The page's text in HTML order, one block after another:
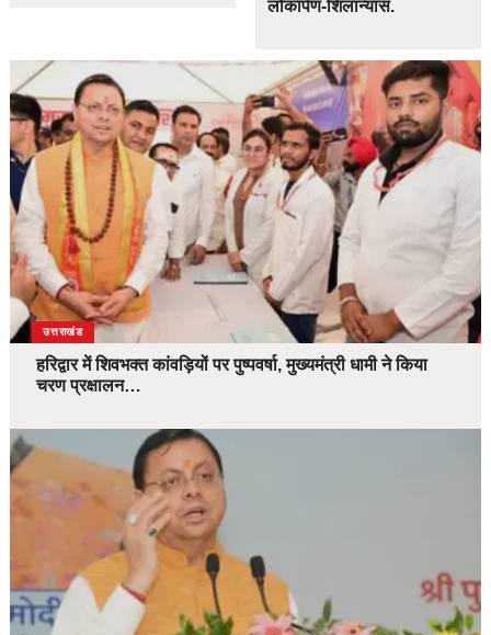
लोकार्पण-शिलान्यास.
उत्तराखंड
हरिद्वार में शिवभक्त कांवड़ियों पर पुष्पवर्षा, मुख्यमंत्री धामी ने किया
चरण प्रक्षालन…